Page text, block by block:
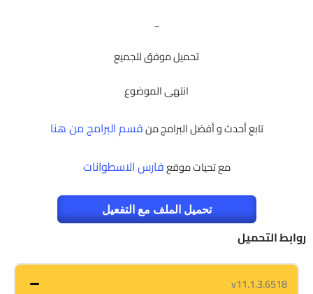
_
تحميل موفق للجميع
انتهى الموضوع
تابع أحدث و أفضل البرامج منقسم البرامج من هنا
مع تحيات موقعفارس الاسطوانات
تحميل الملف مع التفعيل
روابط التحميل
v11.1.3.6518